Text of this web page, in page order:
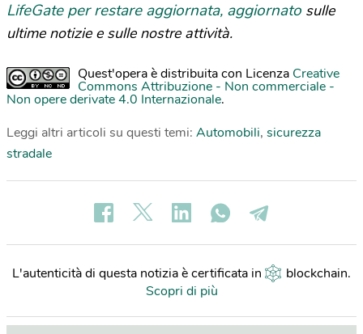
LifeGate per restare aggiornata, aggiornato sulle
ultime notizie e sulle nostre attività.
Quest'opera è distribuita con Licenza Creative
Commons Attribuzione - Non commerciale -
Non opere derivate 4.0 Internazionale.
Leggi altri articoli su questi temi: Automobili, sicurezza
stradale
L'autenticità di questa notizia è certificata in blockchain.
Scopri di più